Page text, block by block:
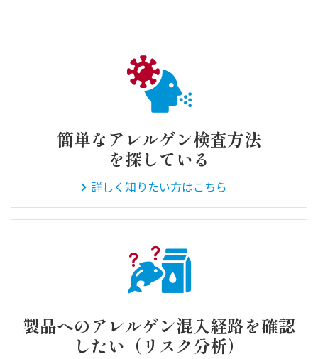
簡単なアレルゲン検査方法
を探している
詳しく知りたい方はこちら
製品へのアレルゲン混入経路を確認
したい（リスク分析）